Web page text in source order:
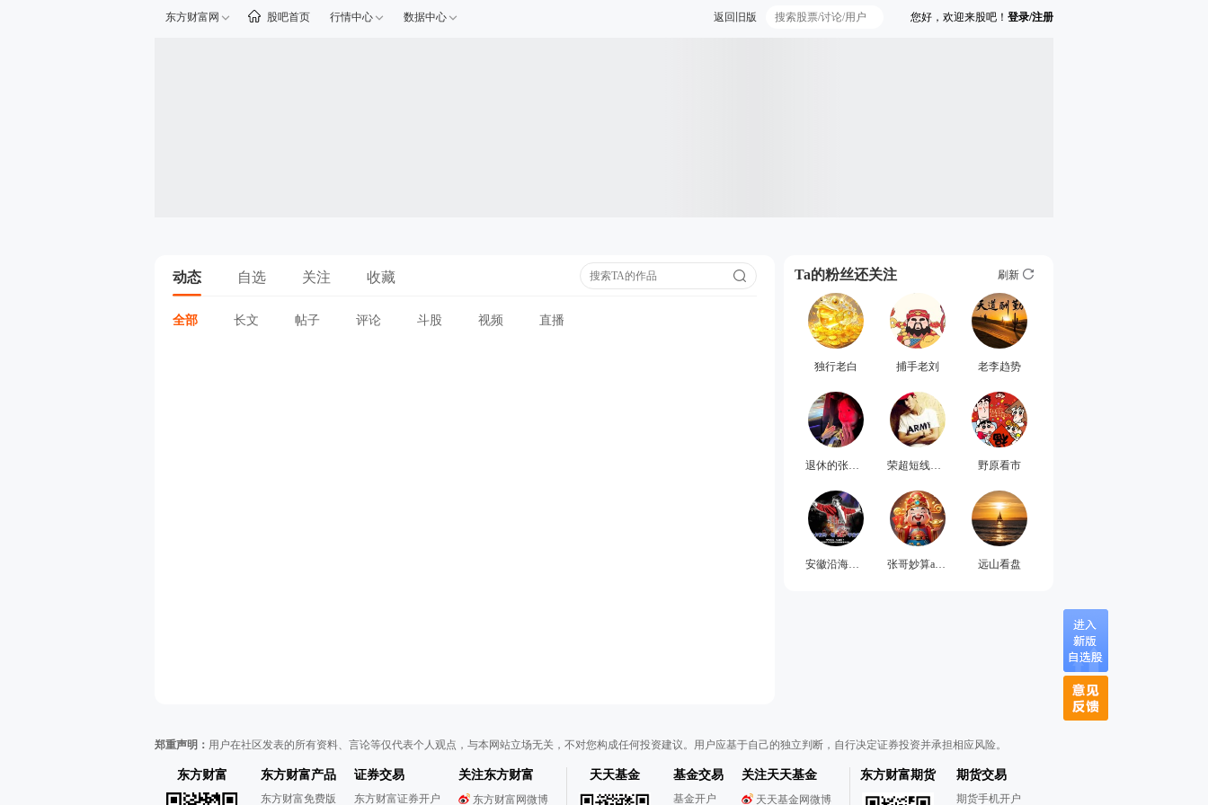
东方财富网 股吧首页 行情中心 数据中心 您好，欢迎来股吧！ 登录/注册
返回旧版
动态 自选 关注 收藏
全部 长文 帖子 评论 斗股 视频 直播
Ta的粉丝还关注 刷新
独行老白 捕手老刘 老李趋势
退休的张美丽 荣超短线王哥 野原看市
安徽沿海地带1 张哥妙算a快准好 远山看盘
郑重声明： 用户在社区发表的所有资料、言论等仅代表个人观点，与本网站立场无关，不对您构成任何投资建议。用户应基于自己的独立判断，自行决定证券投资并承担相应风险。
东方财富 东方财富产品
东方财富免费版
证券交易
东方财富证券开户
关注东方财富
东方财富网微博
天天基金 基金交易
基金开户
关注天天基金
天天基金网微博
东方财富期货 期货交易
期货手机开户